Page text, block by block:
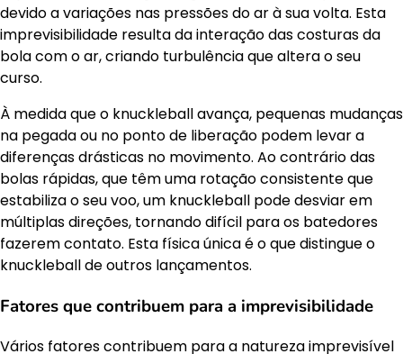
devido a variações nas pressões do ar à sua volta. Esta
imprevisibilidade resulta da interação das costuras da
bola com o ar, criando turbulência que altera o seu
curso.
À medida que o knuckleball avança, pequenas mudanças
na pegada ou no ponto de liberação podem levar a
diferenças drásticas no movimento. Ao contrário das
bolas rápidas, que têm uma rotação consistente que
estabiliza o seu voo, um knuckleball pode desviar em
múltiplas direções, tornando difícil para os batedores
fazerem contato. Esta física única é o que distingue o
knuckleball de outros lançamentos.
Fatores que contribuem para a imprevisibilidade
Vários fatores contribuem para a natureza imprevisível